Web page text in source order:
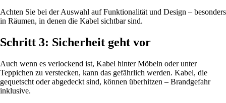
Achten Sie bei der Auswahl auf Funktionalität und Design – besonders
in Räumen, in denen die Kabel sichtbar sind.
Schritt 3: Sicherheit geht vor
Auch wenn es verlockend ist, Kabel hinter Möbeln oder unter
Teppichen zu verstecken, kann das gefährlich werden. Kabel, die
gequetscht oder abgedeckt sind, können überhitzen – Brandgefahr
inklusive.